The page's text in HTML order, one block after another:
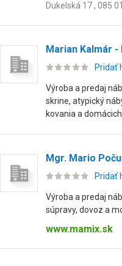
Dukelská 17 , 085
Marian Kalmár -
Pridať
Výroba a predaj
skrine, atypický
kovania a
Mgr. Mario
Pridať
Výroba a predaj
súpravy, dovoz a
www.mamix.sk